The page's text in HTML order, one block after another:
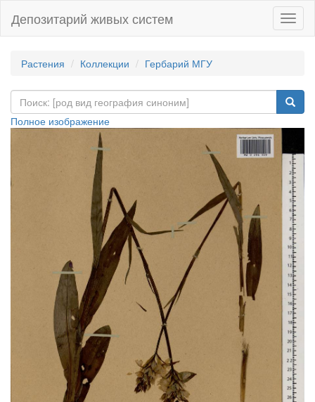
Депозитарий живых систем
Растения Коллекции Гербарий МГУ
Полное изображение